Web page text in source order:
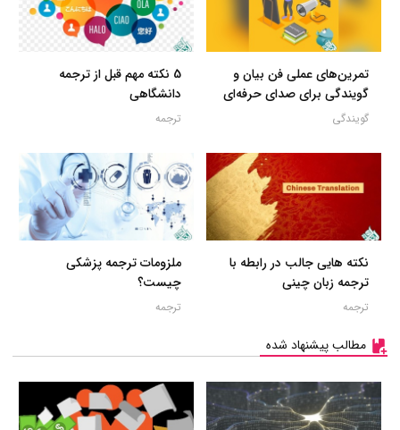
تمرین‌های عملی فن بیان و
گویندگی برای صدای حرفه‌ای
گویندگی
5 نکته مهم قبل از ترجمه
دانشگاهی
ترجمه
نکته هایی جالب در رابطه با
ترجمه زبان چینی
ترجمه
ملزومات ترجمه پزشکی
چیست؟
ترجمه
مطالب پیشنهاد شده